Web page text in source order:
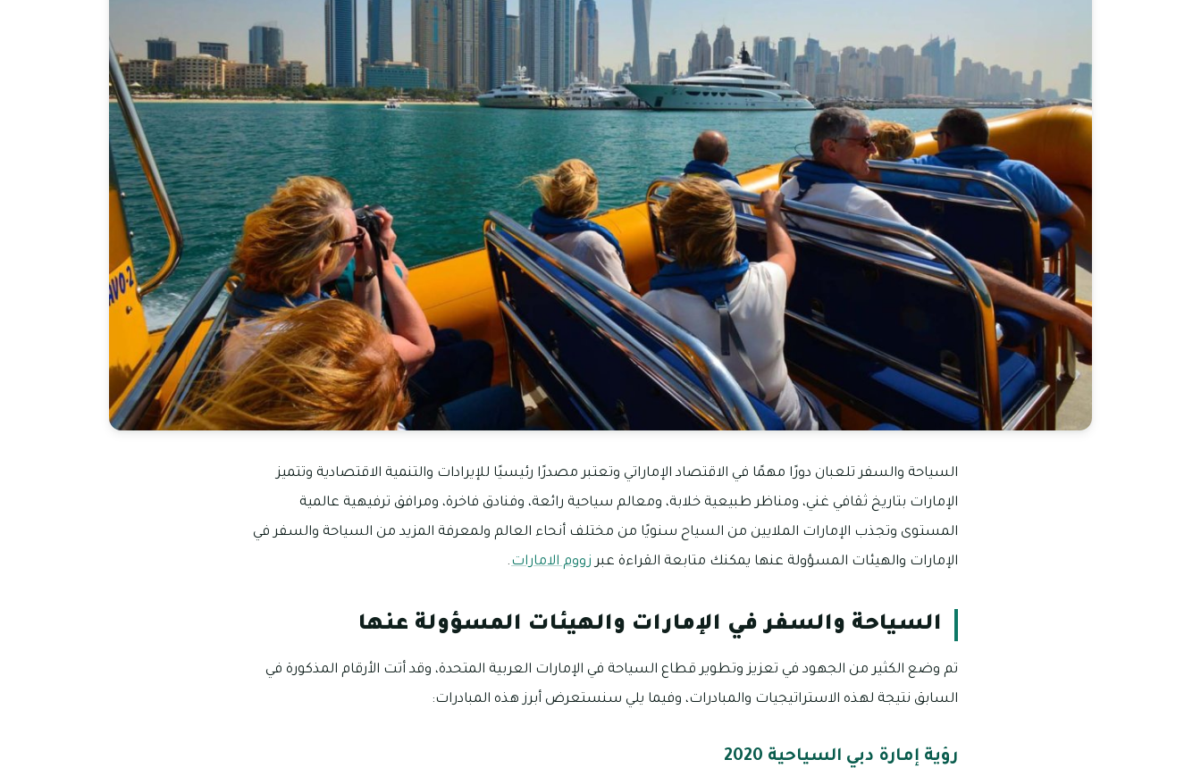
السياحة والسفر تلعبان دورًا مهمًا في الاقتصاد الإماراتي وتعتبر مصدرًا رئيسيًا للإيرادات والتنمية الاقتصادية وتتميز
الإمارات بتاريخ ثقافي غني، ومناظر طبيعية خلابة، ومعالم سياحية رائعة، وفنادق فاخرة، ومرافق ترفيهية عالمية
المستوى وتجذب الإمارات الملايين من السياح سنويًا من مختلف أنحاء العالم ولمعرفة المزيد من السياحة والسفر في
الإمارات والهيئات المسؤولة عنها يمكنك متابعة القراءة عبر زووم الامارات.
السياحة والسفر في الإمارات والهيئات المسؤولة عنها
تم وضع الكثير من الجهود في تعزيز وتطوير قطاع السياحة في الإمارات العربية المتحدة، وقد أتت الأرقام المذكورة في
السابق نتيجة لهذه الاستراتيجيات والمبادرات، وفيما يلي سنستعرض أبرز هذه المبادرات:
رؤية إمارة دبي السياحية 2020